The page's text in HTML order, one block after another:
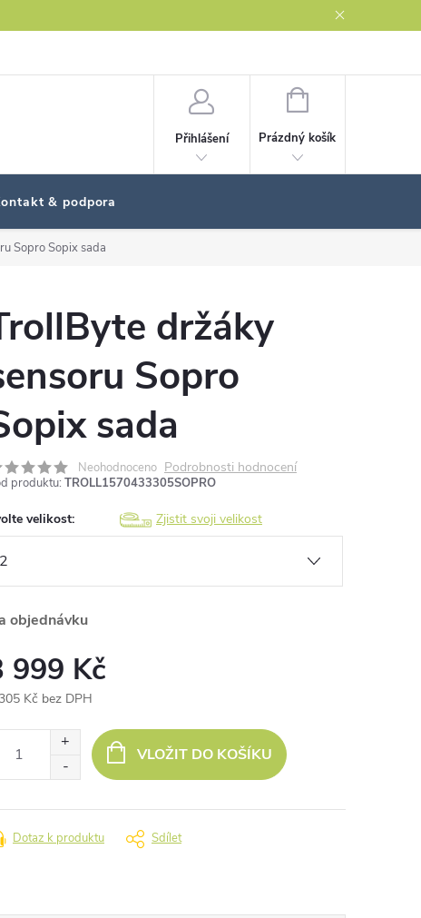
Přihlášení
NÁKUPNÍ
Prázdný košík
& podpora
Sopro Sopix sada
držáky
Sopro
sada
Neohodnoceno Podrobnosti hodnocení
produktu: TROLL1570433305SOPRO
velikost: Zjistit svoji velikost
objednávku
999 Kč
Kč bez DPH
VLOŽIT DO KOŠÍKU
Dotaz k produktu Sdílet